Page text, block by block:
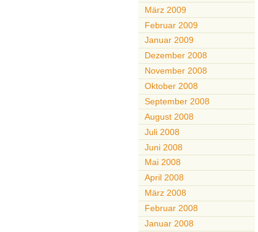
März 2009
Februar 2009
Januar 2009
Dezember 2008
November 2008
Oktober 2008
September 2008
August 2008
Juli 2008
Juni 2008
Mai 2008
April 2008
März 2008
Februar 2008
Januar 2008